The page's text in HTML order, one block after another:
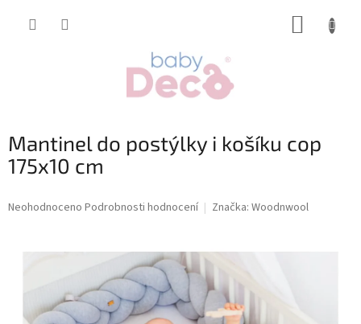
Mantinel do postýlky i košíku cop
175x10 cm
Průměrné
hvězdiček.
Neohodnoceno Podrobnosti hodnocení Značka: Woodnwool